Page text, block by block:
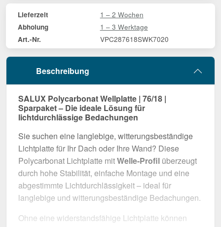
Lieferzeit 1 – 2 Wochen
Abholung 1 – 3 Werktage
Art.-Nr. VPC287618SWK7020
Beschreibung
SALUX Polycarbonat Wellplatte | 76/18 |
Sparpaket – Die ideale Lösung für
lichtdurchlässige Bedachungen
Sie suchen eine langlebige, witterungsbeständige
Lichtplatte für Ihr Dach oder Ihre Wand? Diese
Polycarbonat Lichtplatte mitWelle-Profil überzeugt
durch hohe Stabilität, einfache Montage und eine
abgestimmte Lichtdurchlässigkeit – ideal für
langlebige und witterungsbeständige Bedachungen.
Ohne eine widerstandsfähige Lichtplatte können